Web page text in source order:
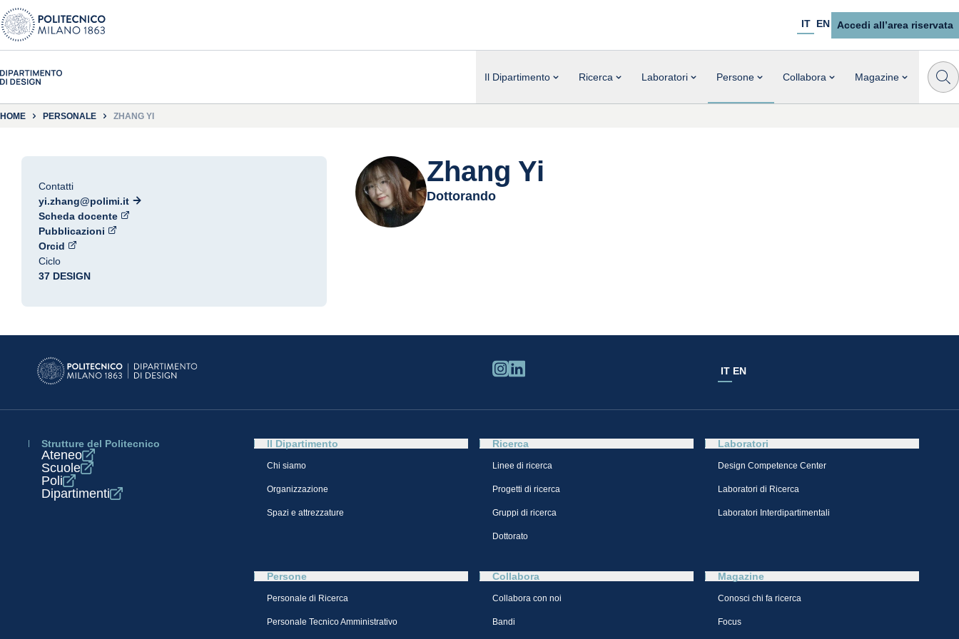
IT EN Accedi all’area riservata
Il Dipartimento Ricerca Laboratori Persone Collabora Magazine
HOME PERSONALE ZHANG YI
Contatti
yi.zhang@polimi.it
Scheda docente
Pubblicazioni
Orcid
Ciclo
37 DESIGN
Zhang Yi
Dottorando
IT EN
Strutture del Politecnico
Ateneo
Scuole
Poli
Dipartimenti
Il Dipartimento
Chi siamo
Organizzazione
Spazi e attrezzature
Ricerca
Linee di ricerca
Progetti di ricerca
Gruppi di ricerca
Dottorato
Laboratori
Design Competence Center​
Laboratori di Ricerca
Laboratori Interdipartimentali
Persone
Personale di Ricerca
Personale Tecnico Amministrativo
Collabora
Collabora con noi
Bandi
Magazine
Conosci chi fa ricerca
Focus